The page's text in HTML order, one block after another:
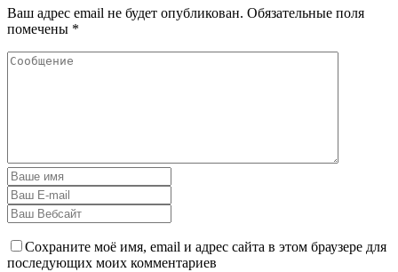
Ваш адрес email не будет опубликован. Обязательные поля
помечены *
Сохраните моё имя, email и адрес сайта в этом браузере для
последующих моих комментариев